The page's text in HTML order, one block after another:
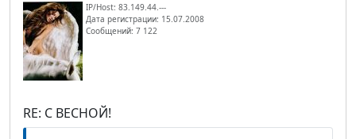
IP/Host: 83.149.44.---
Дата регистрации: 15.07.2008
Сообщений: 7 122
RE: С ВЕСНОЙ!